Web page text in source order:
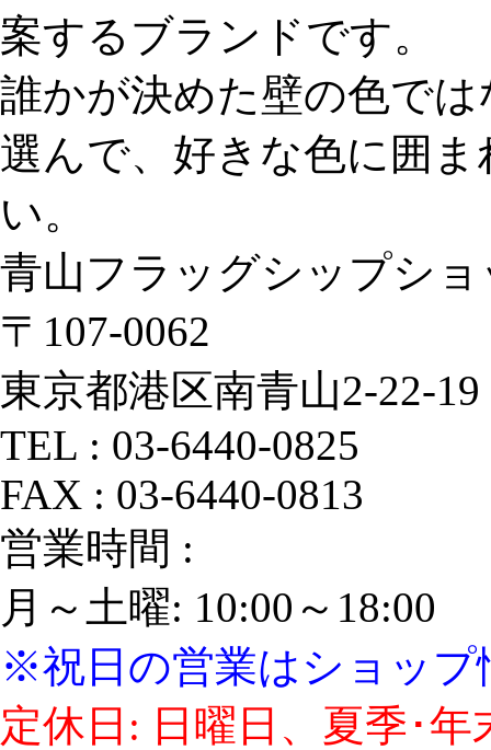
案するブランドです。
誰かが決めた壁の色で
選んで、好きな色に囲
い。
青山フラッグシップショ
〒107‐0062
東京都港区南青山2‐22‐19
TEL : 03‐6440‐0825
FAX : 03‐6440‐0813
営業時間 :
月～土曜: 10:00～18:00
※祝日の営業はショップ
定休日: 日曜日、夏季･年